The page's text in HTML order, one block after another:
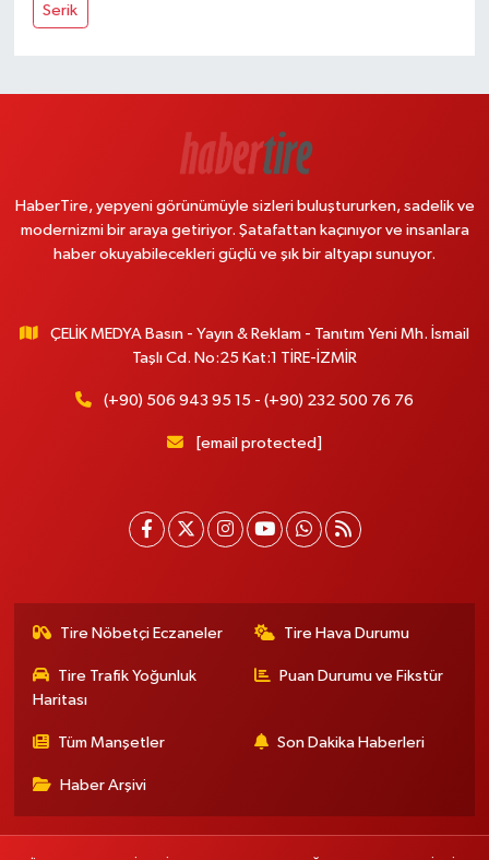
Serik
HaberTire, yepyeni görünümüyle sizleri buluştururken, sadelik ve
modernizmi bir araya getiriyor. Şatafattan kaçınıyor ve insanlara
haber okuyabilecekleri güçlü ve şık bir altyapı sunuyor.
ÇELİK MEDYA Basın - Yayın & Reklam - Tanıtım Yeni Mh. İsmail
Taşlı Cd. No:25 Kat:1 TİRE-İZMİR
(+90) 506 943 95 15 - (+90) 232 500 76 76
[email protected]
Tire Nöbetçi Eczaneler Tire Hava Durumu
Tire Trafik Yoğunluk
Haritası
Puan Durumu ve Fikstür
Tüm Manşetler Son Dakika Haberleri
Haber Arşivi